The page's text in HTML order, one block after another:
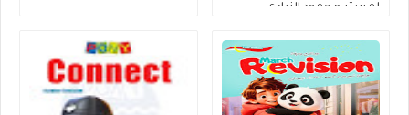
لمستر محمود الزيادى